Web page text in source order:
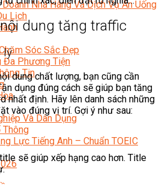
Nhà Hàng Và Dịch Vụ Ăn Uống
Lịch
Sóc Sắc Đẹp
Đa Phương Tiện
Tin
Và Dân Dụng
Thông
Lực Tiếng Anh – Chuẩn TOEIC
dung tăng traffic
lý
dung chất lượng, bạn cũng cần
dụng đúng cách sẽ giúp bạn tăng
nhất định. Hãy lên danh sách những
vào đúng vị trí. Gợi ý như sau:
sẽ giúp xếp hạng cao hơn. Title